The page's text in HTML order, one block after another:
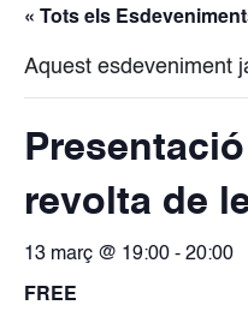
« Tots els
Aquest esdeveniment
revolta de
13 març @ 19:00 - 20:00
FREE